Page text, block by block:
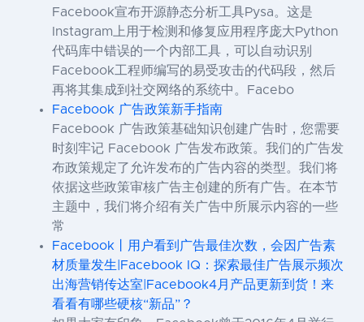
Facebook宣布开源静态分析工具Pysa。这是
Instagram上用于检测和修复应用程序庞大Python
代码库中错误的一个内部工具，可以自动识别
Facebook工程师编写的易受攻击的代码段，然后
再将其集成到社交网络的系统中。Facebo
Facebook 广告政策新手指南
Facebook 广告政策基础知识创建广告时，您需要
时刻牢记 Facebook 广告发布政策。我们的广告发
布政策规定了允许发布的广告内容的类型。我们将
依据这些政策审核广告主创建的所有广告。在本节
主题中，我们将介绍有关广告中所展示内容的一些
常
Facebook丨用户看到广告最佳次数，会因广告素
材质量发生|Facebook IQ：探索最佳广告展示频次
出海营销传达室|Facebook4月产品更新到货！来
看看有哪些硬核“新品”？